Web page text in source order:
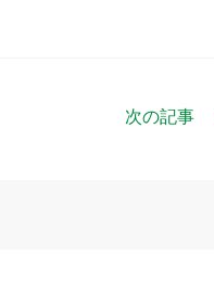
次の記事